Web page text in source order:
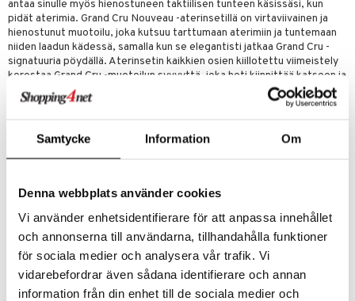
Samtycke Information Om
Denna webbplats använder cookies
Vi använder enhetsidentifierare för att anpassa innehållet
och annonserna till användarna, tillhandahålla funktioner
för sociala medier och analysera vår trafik. Vi
vidarebefordrar även sådana identifierare och annan
information från din enhet till de sociala medier och
antaa sinulle myös hienostuneen taktiilisen tunteen käsissäsi, kun
pidät aterimia. Grand Cru Nouveau -aterinsetillä on virtaviivainen ja
hienostunut muotoilu, joka kutsuu tarttumaan aterimiin ja tuntemaan
niiden laadun kädessä, samalla kun se elegantisti jatkaa Grand Cru -
signatuuria pöydällä. Aterinsetin kaikkien osien kiillotettu viimeistely
korostaa Grand Cru -muotoilun syvyyttä, joka heti kiinnittää katseen ja
luo ainutlaatuisen visuaalisen kokemuksen, jonka vain alkuperäinen
Grand Cru -estetiikka voi tarjota. Hienostuneella viimeistelyllään ja
teräkseen, aterinsetti sopii täydellisesti sekä klassisen valkoisen
Grand Cru -astiaston, Grand Cru Cottage -kokoelman että kaikkien
värillisten Grand Cru -osien kanssa sarjassa. Grand Cru Nouveau -
luonnollisella materiaalilla, joka antaa hienovaraisten raitojen tulla esiin
uudella tavalla – jossa tyylikkään muotokielen ja erottuvan Grand Cru -
kohokuvioefektin yhdistelmä korostaa kuviota entistä selvemmin.
Ilman että se vie liikaa huomiota. Se on sinun, perheesi ja vieraidesi
tehtävä. Sillä elämä ei ole asioista. Se on hetkien luomista. Ja sen teet
itse.
Materiaali: Kierrätetty teräs